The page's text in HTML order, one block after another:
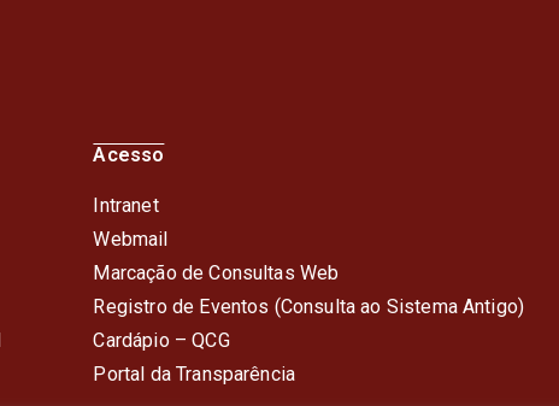
Acesso
Intranet
Webmail
Marcação de Consultas Web
Registro de Eventos (Consulta ao Sistema Antigo)
Cardápio – QCG
Portal da Transparência